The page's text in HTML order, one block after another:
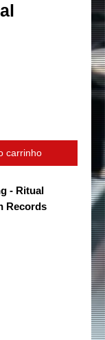
carrinho
- Ritual
Records